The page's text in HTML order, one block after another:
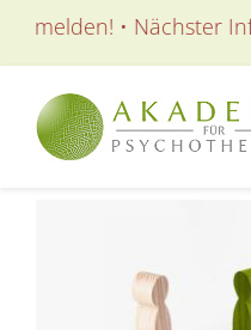
Inhalt
springen
• Nächster
AUSBILDUNGEN